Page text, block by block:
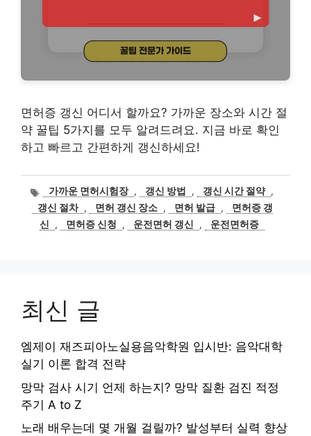
면허증 갱신 어디서 할까요? 가까운 장소와 시간 절
약 꿀팁 5가지를 모두 알려드려요. 지금 바로 확인
하고 빠르고 간편하게 갱신하세요!
태
그
가까운 면허시험장 , 갱신 방법 , 갱신 시간 절약 ,
갱신 절차 , 면허 갱신 장소 , 면허 발급 ,
면허증 갱
신
, 면허증 신청 , 운전면허 갱신 , 운전면허증
최신 글
엠제이 재즈피아노실용음악학원 입시반: 음악대학
실기 이론 합격 전략
망막 검사 시기 언제 하는지? 망막 질환 검진 적정
주기 A to Z
노래 배우는데 몇 개월 걸릴까? 발성부터 실력 향상